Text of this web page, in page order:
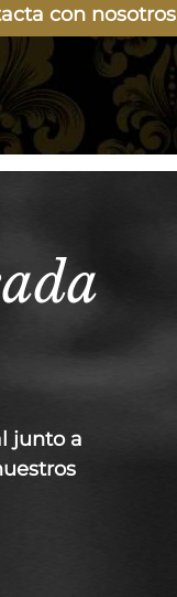
con nosotros
junto a